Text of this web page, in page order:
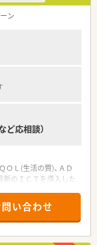
ン
ど応相談）
Ｌ(生活の質)、ＡＤ
新のＩＣＴを導入した
療の講座を実施。地
多岐にわたる研修を用
い合わせ